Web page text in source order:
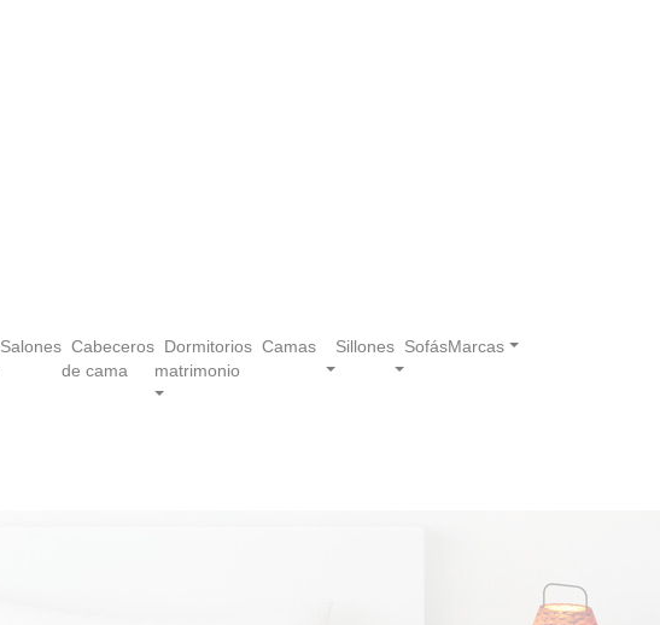
Salones Cabeceros
de cama
Dormitorios
matrimonio
Camas Sillones SofásMarcas